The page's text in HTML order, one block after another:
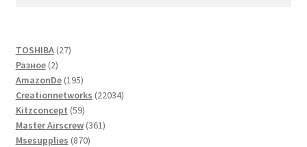
TOSHIBA 2727
Разное 22
товара
AmazonDe 195195
товаров
Creationnetworks 2203422034
Kitzconcept 5959
товаров
Master Airscrew 361361
Msesupplies 870870